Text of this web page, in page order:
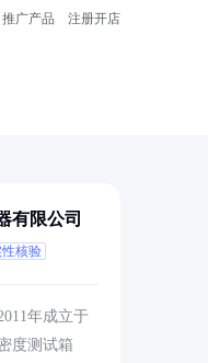
推广产品 注册开店
有限公司
核验
年成立于
度测试箱